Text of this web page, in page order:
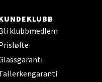
klubbmedlem